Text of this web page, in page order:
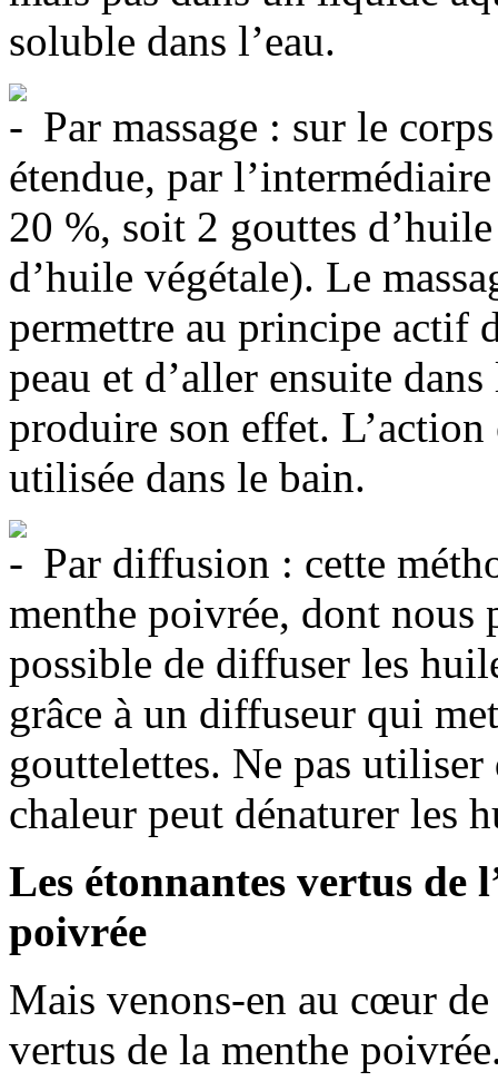
soluble dans l’eau.
Par massage : sur le
étendue, par
20 %, soit 2 gouttes
d’huile végétale). Le
permettre au principe actif
peau et d’aller ensuite
produire son effet.
utilisée dans le bain.
Par diffusion : cette
menthe poivrée, dont
possible de diffuser les
grâce à un diffuseur qui
gouttelettes. Ne pas
chaleur peut dénaturer les
Les étonnantes vertus de
poivrée
Mais venons-en au cœur
vertus de la menthe